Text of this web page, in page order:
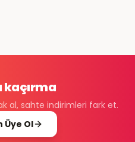
kaçırma
al, sahte indirimleri fark et.
Üye Ol